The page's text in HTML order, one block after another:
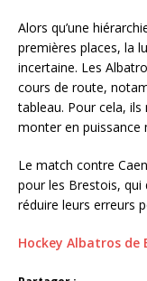
Alors qu’une
premières places, la
incertaine. Les
cours de route,
tableau. Pour cela,
monter en puissance
Le match contre
pour les Brestois, qui
réduire leurs erreurs
Hockey Albatros de